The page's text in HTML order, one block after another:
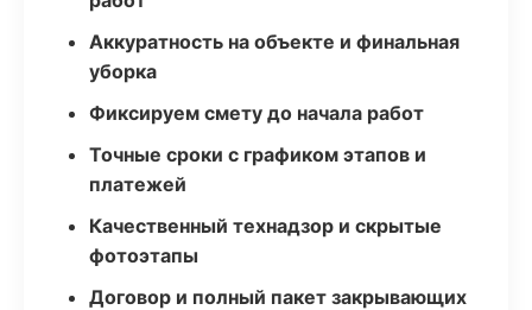
Аккуратность на объекте и финальная
уборка
Фиксируем смету до начала работ
Точные сроки с графиком этапов и
платежей
Качественный технадзор и скрытые
фотоэтапы
Договор и полный пакет закрывающих